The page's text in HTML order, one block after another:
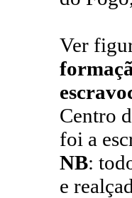
Ver
Centro
foi a
NB:
e